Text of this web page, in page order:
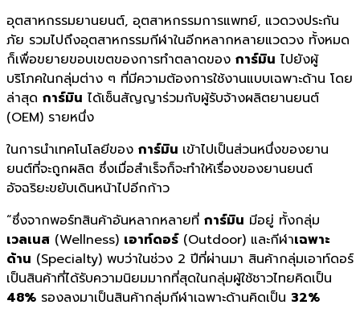
อุตสาหกรรมยานยนต์, อุตสาหกรรมการแพทย์, แวดวงประกัน
ภัย รวมไปถึงอุตสาหกรรมกีฬาในอีกหลากหลายแวดวง ทั้งหมด
ก็เพื่อขยายขอบเขตของการทำตลาดของ การ์มิน ไปยังผู้
บริโภคในกลุ่มต่าง ๆ ที่มีความต้องการใช้งานแบบเฉพาะด้าน โดย
ล่าสุด การ์มิน ได้เซ็นสัญญาร่วมกับผู้รับจ้างผลิตยานยนต์
(OEM) รายหนึ่ง
ในการนำเทคโนโลยีของ การ์มิน เข้าไปเป็นส่วนหนึ่งของยาน
ยนต์ที่จะถูกผลิต ซึ่งเมื่อสำเร็จก็จะทำให้เรื่องของยานยนต์
อัจฉริยะขยับเดินหน้าไปอีกก้าว
“ซึ่งจากพอร์ทสินค้าอันหลากหลายที่ การ์มิน มีอยู่ ทั้งกลุ่ม
เวลเนส (Wellness) เอาท์ดอร์(Outdoor) และกีฬาเฉพาะ
ด้าน (Specialty) พบว่าในช่วง 2 ปีที่ผ่านมา สินค้ากลุ่มเอาท์ดอร์
เป็นสินค้าที่ได้รับความนิยมมากที่สุดในกลุ่มผู้ใช้ชาวไทยคิดเป็น
48% รองลงมาเป็นสินค้ากลุ่มกีฬาเฉพาะด้านคิดเป็น 32%